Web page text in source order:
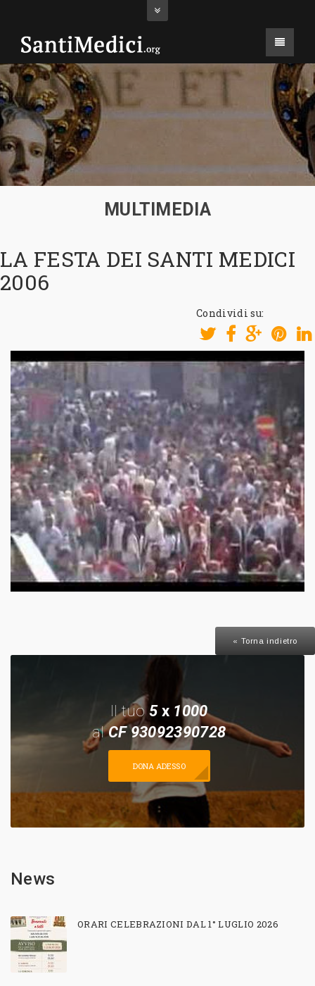
MULTIMEDIA
LA FESTA DEI SANTI MEDICI
2006
Condividi su:
« Torna indietro
Il tuo 5x 1000
alCF 93092390728
DONA ADESSO
News
ORARI CELEBRAZIONI DAL 1° LUGLIO 2026